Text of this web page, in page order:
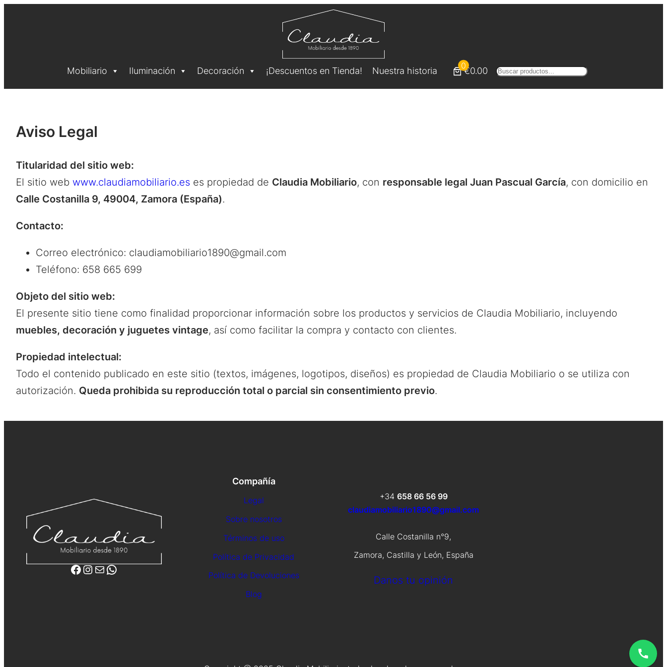
Mobiliario Iluminación Decoración ¡Descuentos en Tienda! Nuestra historia
0
€0.00 Buscar
Aviso Legal
Titularidad del sitio web:
El sitio web www.claudiamobiliario.es es propiedad de Claudia Mobiliario, con responsable legal Juan Pascual García, con domicilio en
Calle Costanilla 9, 49004, Zamora (España).
Contacto:
Correo electrónico: claudiamobiliario1890@gmail.com
Teléfono: 658 665 699
Objeto del sitio web:
El presente sitio tiene como finalidad proporcionar información sobre los productos y servicios de Claudia Mobiliario, incluyendo
muebles, decoración y juguetes vintage, así como facilitar la compra y contacto con clientes.
Propiedad intelectual:
Todo el contenido publicado en este sitio (textos, imágenes, logotipos, diseños) es propiedad de Claudia Mobiliario o se utiliza con
autorización. Queda prohibida su reproducción total o parcial sin consentimiento previo.
Facebook InstagramCorreo electrónico WhatsApp
Compañía
Legal
Sobre nosotros
Términos de uso
Política de Privacidad
Política de Devoluciones
Blog
+34 658 66 56 99
claudiamobiliario1890@gmail.com
Calle Costanilla n°9,
Zamora, Castilla y León, España
Danos tu opinión